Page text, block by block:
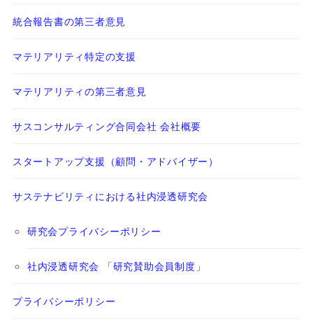
統合報告書の第三者意見
マテリアリティ特定の支援
マテリアリティの第三者意見
サスコンサルティング合同会社 会社概要
スタートアップ支援（顧問・アドバイザー）
サステナビリティにおける社内浸透研究会
研究会プライバシーポリシー
社内浸透研究会 「研究賛助会員制度」
プライバシーポリシー